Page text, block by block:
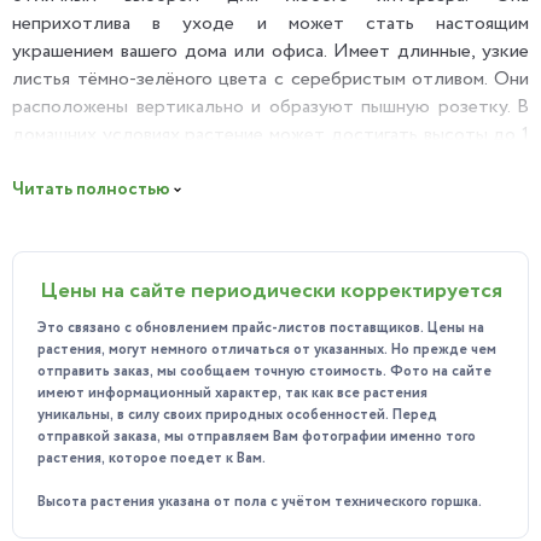
неприхотлива в уходе и может стать настоящим
украшением вашего дома или офиса. Имеет длинные, узкие
листья тёмно-зелёного цвета с серебристым отливом. Они
расположены вертикально и образуют пышную розетку. В
домашних условиях растение может достигать высоты до 1
Польза:
способна поглощать вредные вещества из воздуха, такие
как формальдегид, бензол и трихлорэтилен. Это делает её
идеальным выбором для помещений, где используются
синтетические материалы или бытовая химия.
Особенности ухода:
Освещение: предпочитает яркий рассеянный свет, но
может расти и в полутени. Прямые солнечные лучи
избегать их прямого воздействия.
Читать полностью
Цены на сайте периодически корректируется
Это связано с обновлением прайс-листов поставщиков. Цены на
растения, могут немного отличаться от указанных. Но прежде чем
отправить заказ, мы сообщаем точную стоимость. Фото на сайте
имеют информационный характер, так как все растения
уникальны, в силу своих природных особенностей. Перед
отправкой заказа, мы отправляем Вам фотографии именно того
растения, которое поедет к Вам.
Высота растения указана от пола с учётом технического горшка.